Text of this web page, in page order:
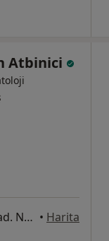
Atbinici
Ertuğrul Gazi Mah. Yunus Emre Cad. No: 76 Haliliye, Şanlıurfa • Harita